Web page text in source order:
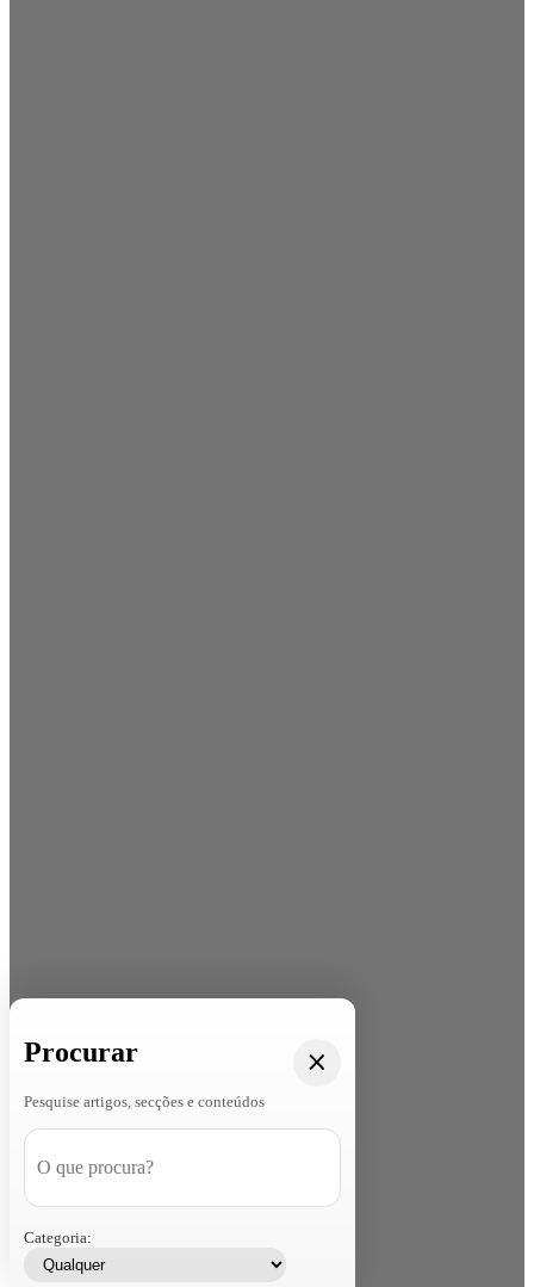
Procurar
Pesquise artigos, secções e conteúdos
Categoria: